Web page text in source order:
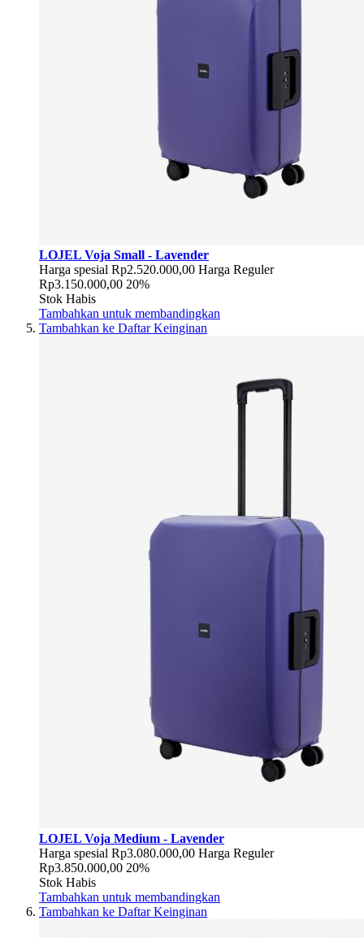
LOJEL Voja Small - Lavender
Harga spesial Rp2.520.000,00 Harga Reguler
Rp3.150.000,00 20%
Stok Habis
Tambahkan untuk membandingkan
Tambahkan ke Daftar Keinginan
LOJEL Voja Medium - Lavender
Harga spesial Rp3.080.000,00 Harga Reguler
Rp3.850.000,00 20%
Stok Habis
Tambahkan untuk membandingkan
Tambahkan ke Daftar Keinginan